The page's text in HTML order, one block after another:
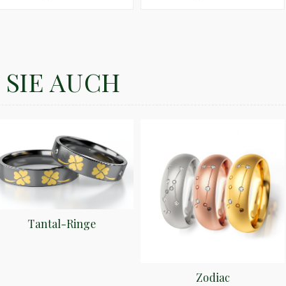
AUCH
Tantal-Ringe
Zodiac